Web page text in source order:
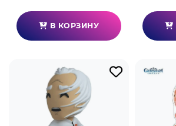
В КОРЗИНУ